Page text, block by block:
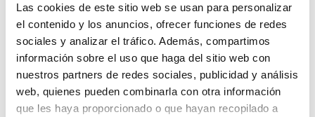
Las cookies de este sitio web se usan para personalizar
el contenido y los anuncios, ofrecer funciones de redes
sociales y analizar el tráfico. Además, compartimos
información sobre el uso que haga del sitio web con
nuestros partners de redes sociales, publicidad y análisis
web, quienes pueden combinarla con otra información
que les haya proporcionado o que hayan recopilado a
tu plan
Compra el plan que mejor
se adapte a tus necesidades